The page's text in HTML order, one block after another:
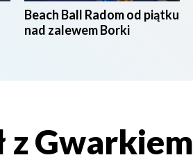
Beach Ball Radom od piątku
nad zalewem Borki
z Gwarkiem